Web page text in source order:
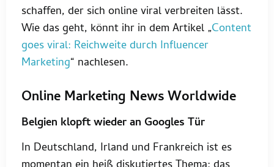
schaffen, der sich online viral verbreiten lässt.
Wie das geht, könnt ihr in dem Artikel „Content
goes viral: Reichweite durch Influencer
Marketing“ nachlesen.
Online Marketing News Worldwide
Belgien klopft wieder an Googles Tür
In Deutschland, Irland und Frankreich ist es